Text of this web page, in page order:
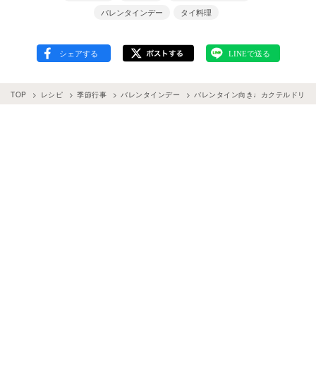
バレンタインデー タイ料理
TOP レシピ 季節行事 バレンタインデー バレンタイン向き♩カクテルドリン